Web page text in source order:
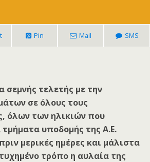
Pin Mail SMS
σεμνής τελετής με την
σε όλους τους
όλων των ηλικιών που
υποδομής της Α.Ε.
μερικές ημέρες και μάλιστα
τρόπο η αυλαία της